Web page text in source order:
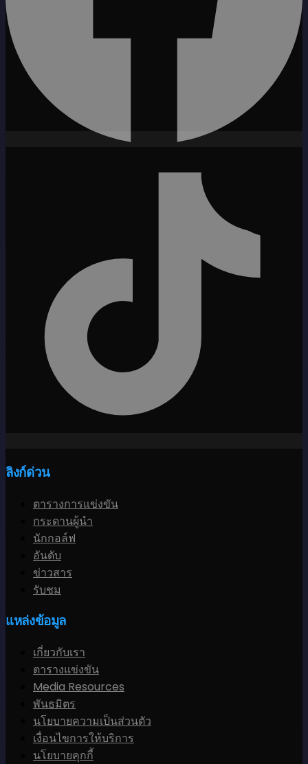
ลิงก์ด่วน
ตารางการแข่งขัน
กระดานผู้นำ
นักกอล์ฟ
อันดับ
ข่าวสาร
รับชม
แหล่งข้อมูล
เกี่ยวกับเรา
ตารางแข่งขัน
Media Resources
พันธมิตร
นโยบายความเป็นส่วนตัว
เงื่อนไขการให้บริการ
นโยบายคุกกี้